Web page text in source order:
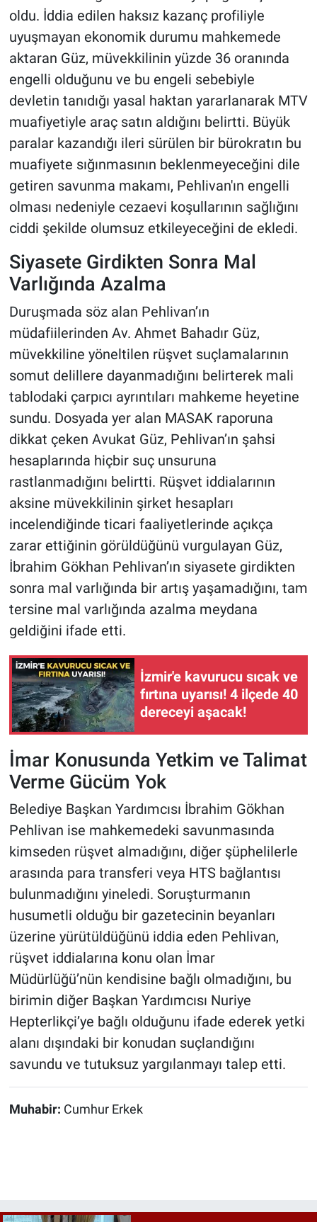
oldu. İddia edilen haksız kazanç profiliyle
uyuşmayan ekonomik durumu mahkemede
aktaran Güz, müvekkilinin yüzde 36 oranında
engelli olduğunu ve bu engeli sebebiyle
devletin tanıdığı yasal haktan yararlanarak MTV
muafiyetiyle araç satın aldığını belirtti. Büyük
paralar kazandığı ileri sürülen bir bürokratın bu
muafiyete sığınmasının beklenmeyeceğini dile
getiren savunma makamı, Pehlivan'ın engelli
olması nedeniyle cezaevi koşullarının sağlığını
ciddi şekilde olumsuz etkileyeceğini de ekledi.
Siyasete Girdikten Sonra Mal
Varlığında Azalma
Duruşmada söz alan Pehlivan’ın
müdafiilerinden Av. Ahmet Bahadır Güz,
müvekkiline yöneltilen rüşvet suçlamalarının
somut delillere dayanmadığını belirterek mali
tablodaki çarpıcı ayrıntıları mahkeme heyetine
sundu. Dosyada yer alan MASAK raporuna
dikkat çeken Avukat Güz, Pehlivan’ın şahsi
hesaplarında hiçbir suç unsuruna
rastlanmadığını belirtti. Rüşvet iddialarının
aksine müvekkilinin şirket hesapları
incelendiğinde ticari faaliyetlerinde açıkça
zarar ettiğinin görüldüğünü vurgulayan Güz,
İbrahim Gökhan Pehlivan’ın siyasete girdikten
sonra mal varlığında bir artış yaşamadığını, tam
tersine mal varlığında azalma meydana
geldiğini ifade etti.
İzmir'e kavurucu sıcak ve
fırtına uyarısı! 4 ilçede 40
dereceyi aşacak!
İmar Konusunda Yetkim ve Talimat
Verme Gücüm Yok
Belediye Başkan Yardımcısı İbrahim Gökhan
Pehlivan ise mahkemedeki savunmasında
kimseden rüşvet almadığını, diğer şüphelilerle
arasında para transferi veya HTS bağlantısı
bulunmadığını yineledi. Soruşturmanın
husumetli olduğu bir gazetecinin beyanları
üzerine yürütüldüğünü iddia eden Pehlivan,
rüşvet iddialarına konu olan İmar
Müdürlüğü’nün kendisine bağlı olmadığını, bu
birimin diğer Başkan Yardımcısı Nuriye
Hepterlikçi’ye bağlı olduğunu ifade ederek yetki
alanı dışındaki bir konudan suçlandığını
savundu ve tutuksuz yargılanmayı talep etti.
Muhabir: Cumhur Erkek